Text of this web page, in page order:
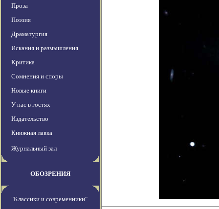
Проза
Поэзия
Драматургия
Искания и размышления
Критика
Сомнения и споры
Новые книги
У нас в гостях
Издательство
Книжная лавка
Журнальный зал
ОБОЗРЕНИЯ
"Классики и современники"